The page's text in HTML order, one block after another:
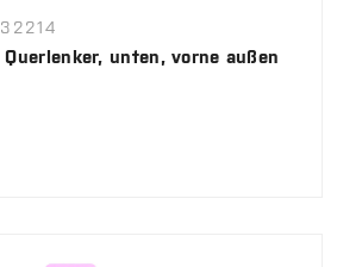
unten, vorne außen